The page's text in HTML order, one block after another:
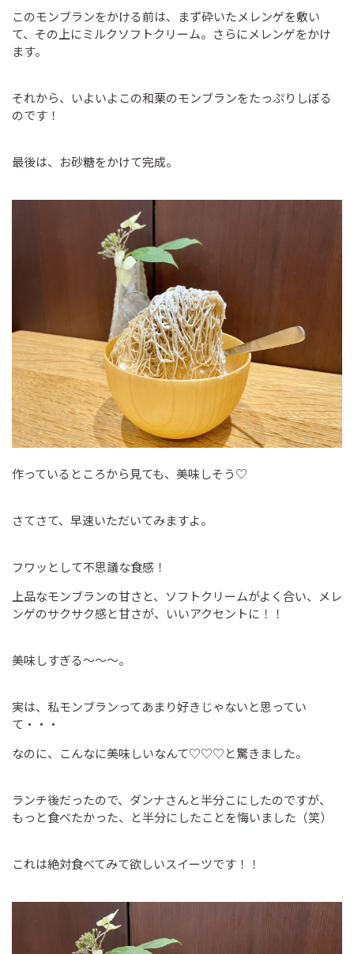
このモンブランをかける前は、まず砕いたメレンゲを敷い
て、その上にミルクソフトクリーム。さらにメレンゲをかけ
ます。
それから、いよいよこの和栗のモンブランをたっぷりしぼる
のです！
最後は、お砂糖をかけて完成。
作っているところから見ても、美味しそう♡
さてさて、早速いただいてみますよ。
フワッとして不思議な食感！
上品なモンブランの甘さと、ソフトクリームがよく合い、メレ
ンゲのサクサク感と甘さが、いいアクセントに！！
美味しすぎる～～～。
実は、私モンブランってあまり好きじゃないと思ってい
て・・・
なのに、こんなに美味しいなんて♡♡♡と驚きました。
ランチ後だったので、ダンナさんと半分こにしたのですが、
もっと食べたかった、と半分にしたことを悔いました（笑）
これは絶対食べてみて欲しいスイーツです！！